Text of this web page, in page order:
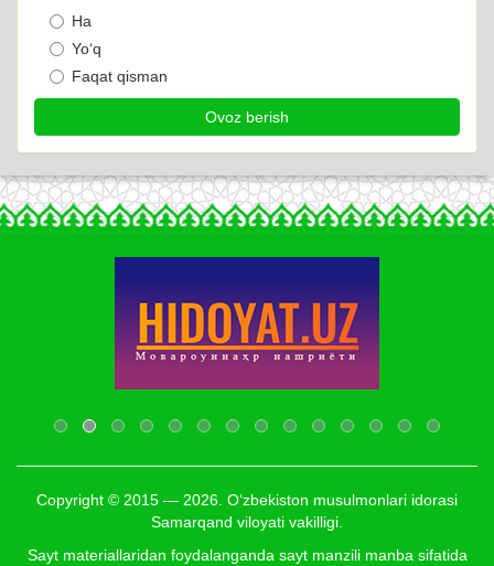
Ha
Yo‘q
Faqat qisman
Copyright © 2015 — 2026. O‘zbekiston musulmonlari idorasi
Samarqand viloyati vakilligi.
Sayt materiallaridan foydalanganda sayt manzili manba sifatida